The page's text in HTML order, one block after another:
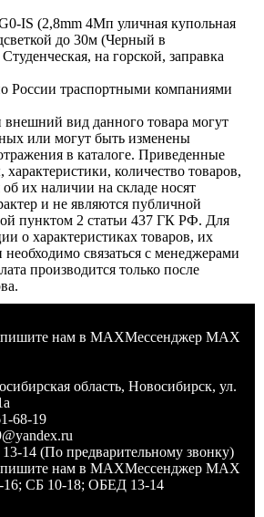
IS (2,8mm 4Мп уличная купольная
до 30м (Черный в
на горской, заправка
России траспортными компаниями
вид данного товара могут
или могут быть изменены
в каталоге. Приведенные
количество товаров,
их наличии на складе носят
и не являются публичной
пунктом 2 статьи 437 ГК РФ. Для
о характеристиках товаров, их
связаться с менеджерами
производится только после
Мессенджер MAX
область, Новосибирск, ул.
68-19
14 (По предварительному звонку)
Мессенджер MAX
СБ 10-18; ОБЕД 13-14